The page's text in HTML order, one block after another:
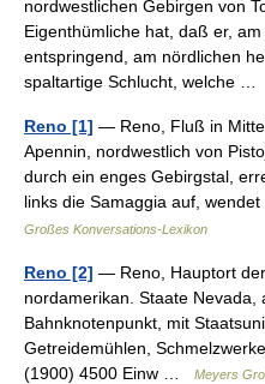
nordwestlichen Gebirgen von
Eigenthümliche hat, daß er,
entspringend, am nördlichen
spaltartige Schlucht, welche …
Reno [1] — Reno, Fluß in
Apennin, nordwestlich von
durch ein enges Gebirgstal,
links die Samaggia auf,
Großes Konversations-Lexikon
Reno [2] — Reno, Hauptort
nordamerikan. Staate Nevada,
Bahnknotenpunkt, mit
Getreidemühlen,
(1900) 4500 Einw …
Meyers